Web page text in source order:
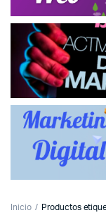
Inicio Productos